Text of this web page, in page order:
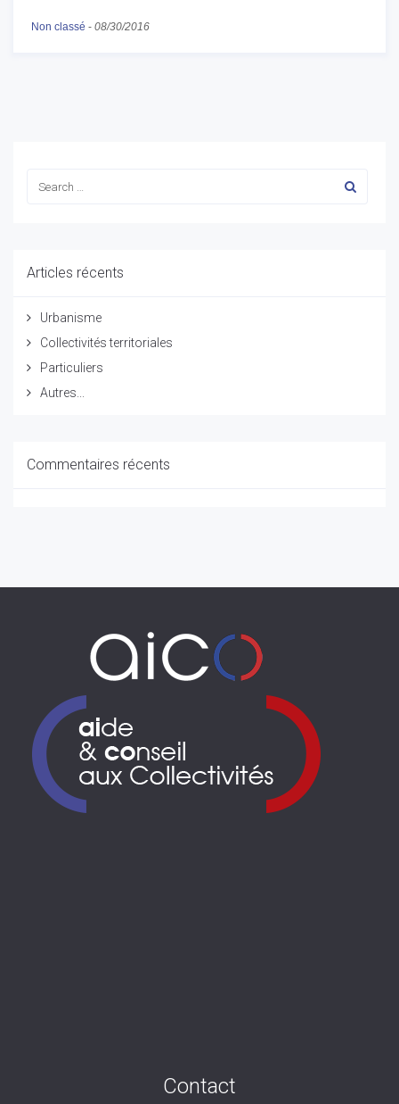
Non classé - 08/30/2016
Articles récents
Urbanisme
Collectivités territoriales
Particuliers
Autres...
Commentaires récents
Contact